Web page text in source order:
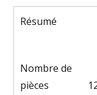
Résumé
Nombre de
pièces